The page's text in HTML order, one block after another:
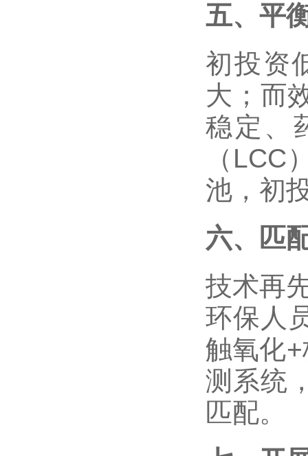
五、平
初投资
大；而
稳定、
（ LCC
池，初
六、匹
技术再
环保人
触氧化+
测系统
匹配。